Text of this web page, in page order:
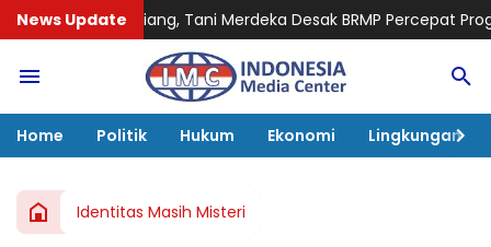
News Update
Tani Merdeka Desak BRMP Percepat Program Pemulihan
Home Politik Hukum Ekonomi Lingkungan
Identitas Masih Misteri